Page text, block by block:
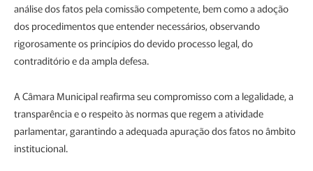
análise dos fatos pela comissão competente, bem como a adoção
dos procedimentos que entender necessários, observando
rigorosamente os princípios do devido processo legal, do
contraditório e da ampla defesa.
A Câmara Municipal reafirma seu compromisso com a legalidade, a
transparência e o respeito às normas que regem a atividade
parlamentar, garantindo a adequada apuração dos fatos no âmbito
institucional.